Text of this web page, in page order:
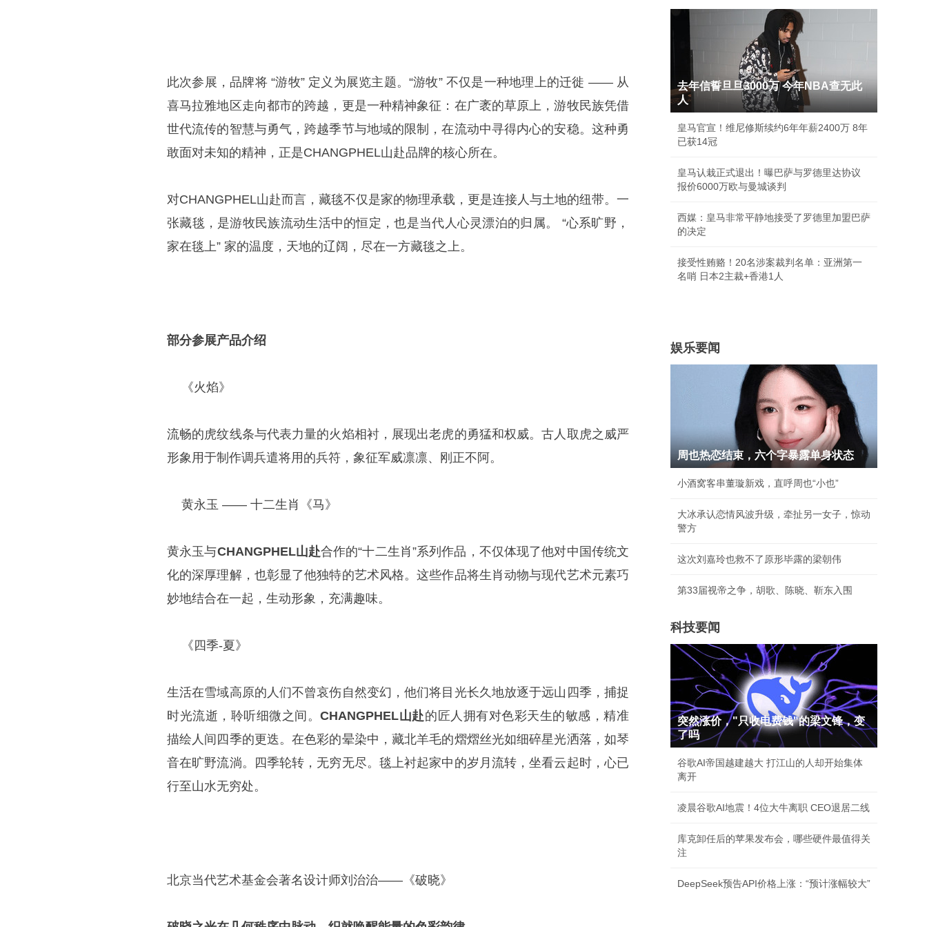
此次参展，品牌将 “游牧” 定义为展览主题。“游牧” 不仅是一种地理上的迁徙 —— 从
喜马拉雅地区走向都市的跨越，更是一种精神象征：在广袤的草原上，游牧民族凭借
世代流传的智慧与勇气，跨越季节与地域的限制，在流动中寻得内心的安稳。这种勇
敢面对未知的精神，正是CHANGPHEL山赴品牌的核心所在。
对CHANGPHEL山赴而言，藏毯不仅是家的物理承载，更是连接人与土地的纽带。一
张藏毯，是游牧民族流动生活中的恒定，也是当代人心灵漂泊的归属。 “心系旷野，
家在毯上” 家的温度，天地的辽阔，尽在一方藏毯之上。
部分参展产品介绍
《火焰》
流畅的虎纹线条与代表力量的火焰相衬，展现出老虎的勇猛和权威。古人取虎之威严
形象用于制作调兵遣将用的兵符，象征军威凛凛、刚正不阿。
黄永玉 —— 十二生肖《马》
黄永玉与CHANGPHEL山赴合作的“十二生肖”系列作品，不仅体现了他对中国传统文
化的深厚理解，也彰显了他独特的艺术风格。这些作品将生肖动物与现代艺术元素巧
妙地结合在一起，生动形象，充满趣味。
《四季-夏》
生活在雪域高原的人们不曾哀伤自然变幻，他们将目光长久地放逐于远山四季，捕捉
时光流逝，聆听细微之间。CHANGPHEL山赴的匠人拥有对色彩天生的敏感，精准
描绘人间四季的更迭。在色彩的晕染中，藏北羊毛的熠熠丝光如细碎星光洒落，如琴
音在旷野流淌。四季轮转，无穷无尽。毯上衬起家中的岁月流转，坐看云起时，心已
行至山水无穷处。
北京当代艺术基金会著名设计师刘治治——《破晓》
去年信誓旦旦3000万 今年NBA查无此
人
皇马官宣！维尼修斯续约6年年薪2400万 8年
已获14冠
皇马认栽正式退出！曝巴萨与罗德里达协议
报价6000万欧与曼城谈判
西媒：皇马非常平静地接受了罗德里加盟巴萨
的决定
接受性贿赂！20名涉案裁判名单：亚洲第一
名哨 日本2主裁+香港1人
娱乐要闻
周也热恋结束，六个字暴露单身状态
小酒窝客串董璇新戏，直呼周也“小也”
大冰承认恋情风波升级，牵扯另一女子，惊动
警方
这次刘嘉玲也救不了原形毕露的梁朝伟
第33届视帝之争，胡歌、陈晓、靳东入围
科技要闻
突然涨价，"只收电费钱"的梁文锋，变
了吗
谷歌AI帝国越建越大 打江山的人却开始集体
离开
凌晨谷歌AI地震！4位大牛离职 CEO退居二线
库克卸任后的苹果发布会，哪些硬件最值得关
注
DeepSeek预告API价格上涨：“预计涨幅较大”